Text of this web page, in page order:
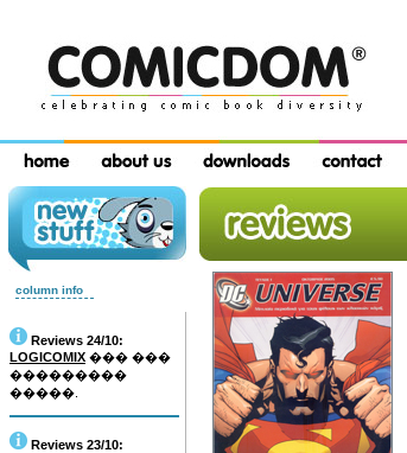
column info
Reviews 24/10:
LOGICOMIX ��� ���
���������
�����.
Reviews 23/10: